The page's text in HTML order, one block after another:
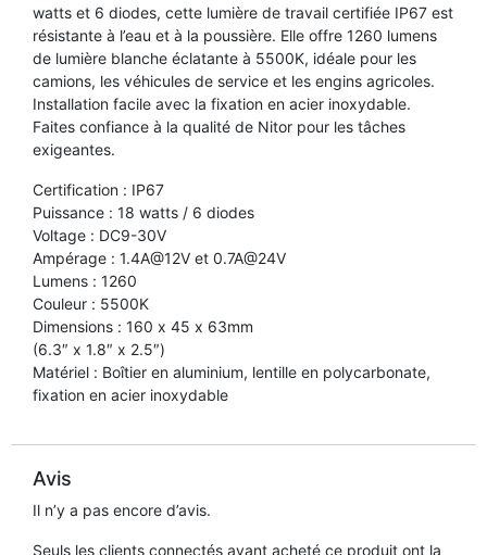
watts et 6 diodes, cette lumière de travail certifiée IP67 est
résistante à l’eau et à la poussière. Elle offre 1260 lumens
de lumière blanche éclatante à 5500K, idéale pour les
camions, les véhicules de service et les engins agricoles.
Installation facile avec la fixation en acier inoxydable.
Faites confiance à la qualité de Nitor pour les tâches
exigeantes.
Certification : IP67
Puissance : 18 watts / 6 diodes
Voltage : DC9-30V
Ampérage : 1.4A@12V et 0.7A@24V
Lumens : 1260
Couleur : 5500K
Dimensions : 160 x 45 x 63mm
(6.3″ x 1.8″ x 2.5″)
Matériel : Boîtier en aluminium, lentille en polycarbonate,
fixation en acier inoxydable
Avis
Il n’y a pas encore d’avis.
Seuls les clients connectés ayant acheté ce produit ont la